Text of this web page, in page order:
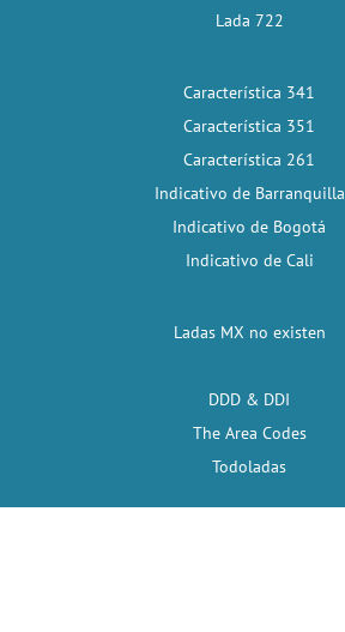
Lada 722
Característica 341
Característica 351
Característica 261
Indicativo de Barranquilla
Indicativo de Bogotá
Indicativo de Cali
Ladas MX no existen
DDD & DDI
The Area Codes
Todoladas